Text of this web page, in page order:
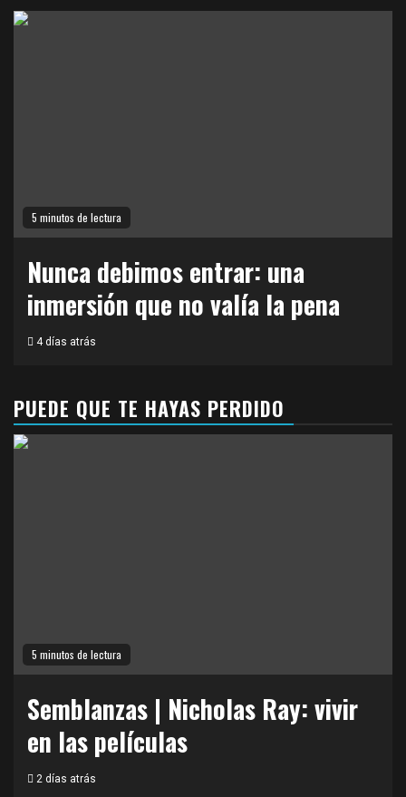
5 minutos de lectura
Nunca debimos entrar: una
inmersión que no valía la pena
4 días atrás
PUEDE QUE TE HAYAS PERDIDO
5 minutos de lectura
Semblanzas | Nicholas Ray: vivir
en las películas
2 días atrás